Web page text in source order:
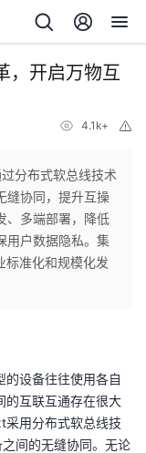
，开启万物互
4.1k+
分布式软总线技术
缝协同，提升互操
、多端部署，降低
用户数据隐私。集
标准化和规模化发
的设备往往使用各自
的互联互通存在很大
采用分布式软总线技
间的无缝协同。无论